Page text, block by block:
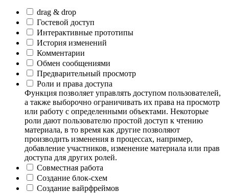
drag & drop
Гостевой доступ
Интерактивные прототипы
История изменений
Комментарии
Обмен сообщениями
Предварительный просмотр
Роли и права доступа
Функция позволяет управлять доступом пользователей,
а также выборочно ограничивать их права на просмотр
или работу с определенными объектами. Некоторые
роли дают пользователю простой доступ к чтению
материала, в то время как другие позволяют
производить изменения в процессах, например,
добавление участников, изменение материала или прав
доступа для других ролей.
Совместная работа
Создание блок-схем
Создание вайрфреймов